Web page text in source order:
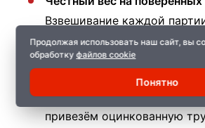
Взвешивание каждой
весах с точностью ±10 кг —
реальный объём, а не за
Доставка в день заказа.
Собственный автопарк из
привезём оцинкованную
Продолжая использовать наш сайт, вы
обработкуфайлов cookie
Понятно